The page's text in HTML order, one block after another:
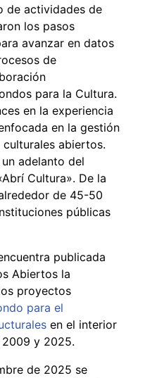
de actividades de
los pasos
avanzar en datos
de
para la Cultura.
en la experiencia
en la gestión
abiertos.
adelanto del
Cultura». De la
de 45-50
públicas
publicada
Abiertos la
proyectos
para el
en el interior
y 2025.
de 2025 se